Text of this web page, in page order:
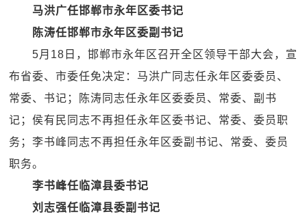
马洪广任邯郸市永年区委书记
陈涛任邯郸市永年区委副书记
5月18日，邯郸市永年区召开全区领导干部大会，宣
布省委、市委任免决定：马洪广同志任永年区委委员、
常委、书记；陈涛同志任永年区委委员、常委、副书
记；侯有民同志不再担任永年区委书记、常委、委员职
务；李书峰同志不再担任永年区委副书记、常委、委员
职务。
李书峰任临漳县委书记
刘志强任临漳县委副书记